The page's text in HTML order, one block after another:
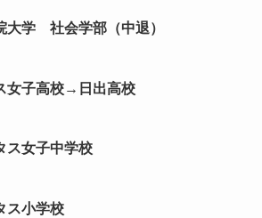
大学 社会学部（中退）
女子高校→日出高校
ス女子中学校
ス小学校